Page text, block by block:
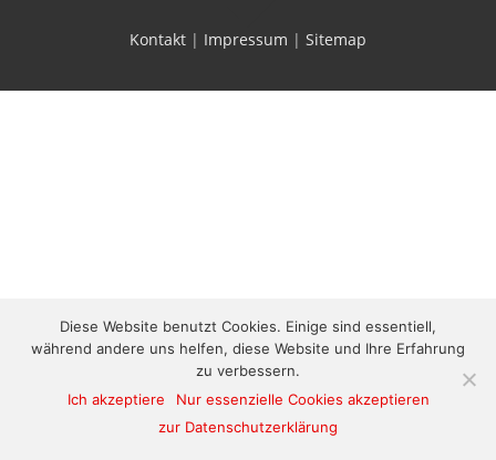
Kontakt | Impressum | Sitemap
Diese Website benutzt Cookies. Einige sind essentiell,
während andere uns helfen, diese Website und Ihre Erfahrung
zu verbessern.
Ich akzeptiere
Nur essenzielle Cookies akzeptieren
zur Datenschutzerklärung